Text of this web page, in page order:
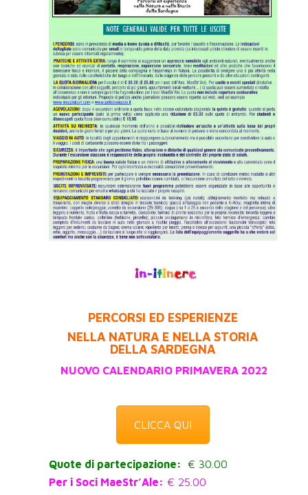
PERCORSI ED ESPERIENZE
NELLA NATURA E NELLA STORIA
DELLA SARDEGNA
NUOVO CALENDARIO PRIMAVERA 2022
CLICCA QUI
Quote di partecipazione:
€ 30.00
Per i Soci MaeStr’Ale: € 25.00